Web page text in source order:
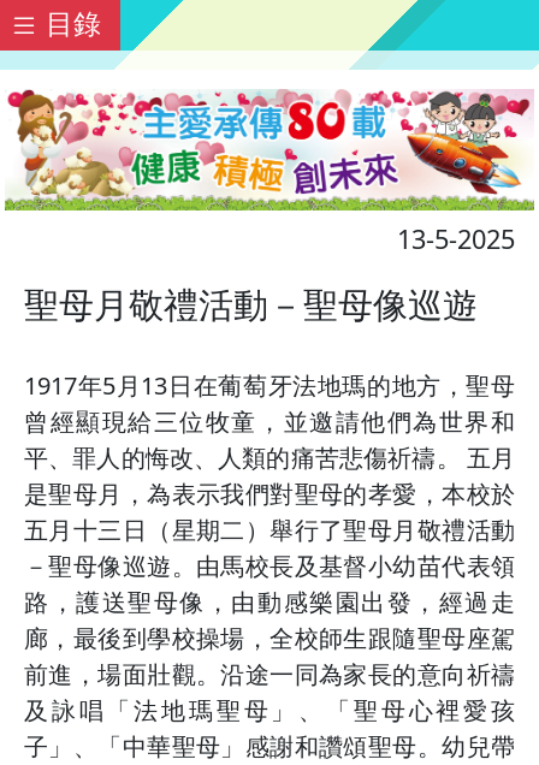
目錄
13-5-2025
聖母月敬禮活動－聖母像巡遊
1917年5月13日在葡萄牙法地瑪的地方，聖母
曾經顯現給三位牧童，並邀請他們為世界和
平、罪人的悔改、人類的痛苦悲傷祈禱。 五月
是聖母月，為表示我們對聖母的孝愛，本校於
五月十三日（星期二）舉行了聖母月敬禮活動
－聖母像巡遊。由馬校長及基督小幼苗代表領
路，護送聖母像，由動感樂園出發，經過走
廊，最後到學校操場，全校師生跟隨聖母座駕
前進，場面壯觀。沿途一同為家長的意向祈禱
及詠唱「法地瑪聖母」、「聖母心裡愛孩
子」、「中華聖母」感謝和讚頌聖母。幼兒帶